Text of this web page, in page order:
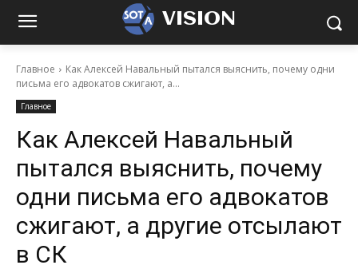
VISION
Главное
Как Алексей Навальный пытался выяснить, почему одни
письма его адвокатов сжигают, а...
Главное
Как Алексей Навальный
пытался выяснить, почему
одни письма его адвокатов
сжигают, а другие отсылают
в СК